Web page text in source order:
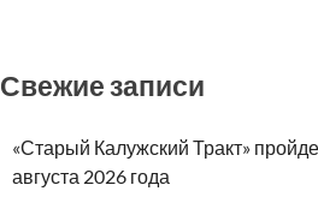
Свежие записи
«Старый Калужский Тракт»
августа 2026 года